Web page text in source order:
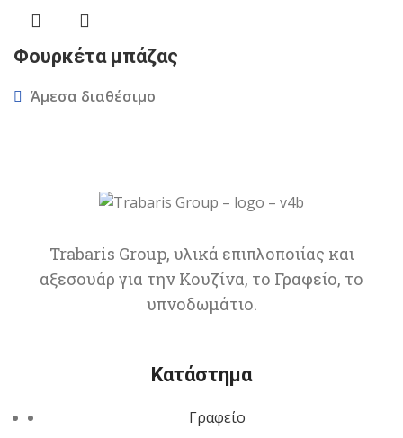
Φουρκέτα μπάζας
Άμεσα διαθέσιμο
Trabaris Group, υλικά επιπλοποιίας και
αξεσουάρ για την Κουζίνα, το Γραφείο, το
υπνοδωμάτιο.
Κατάστημα
Γραφείο